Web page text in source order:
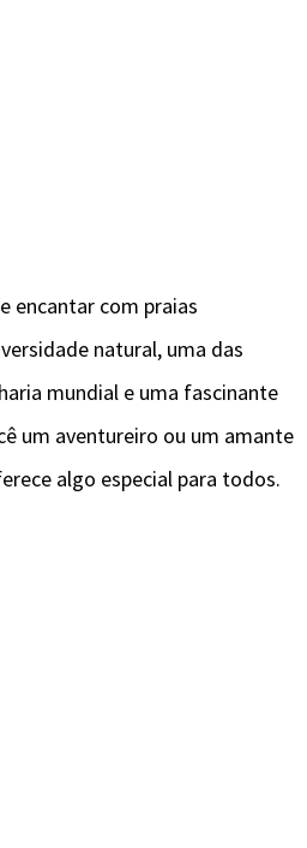
encantar com praias
natural, uma das
mundial e uma fascinante
um aventureiro ou um amante
algo especial para todos.